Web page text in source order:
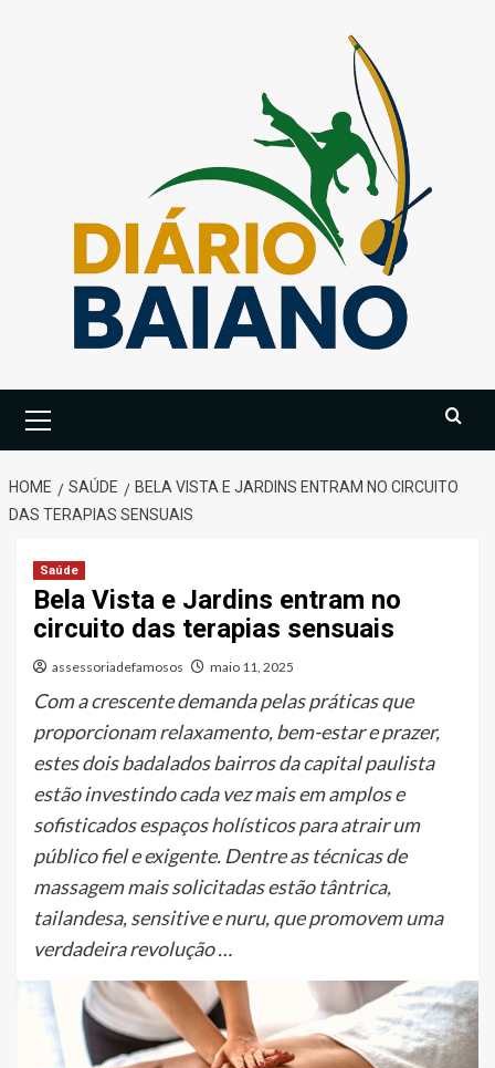
Menu
HOME SAÚDE
BELA VISTA E JARDINS ENTRAM NO CIRCUITO
DAS TERAPIAS SENSUAIS
Saúde
Bela Vista e Jardins entram no
circuito das terapias sensuais
assessoriadefamosos maio 11, 2025
Com a crescente demanda pelas práticas que
proporcionam relaxamento, bem-estar e prazer,
estes dois badalados bairros da capital paulista
estão investindo cada vez mais em amplos e
sofisticados espaços holísticos para atrair um
público fiel e exigente. Dentre as técnicas de
massagem mais solicitadas estão tântrica,
tailandesa, sensitive e nuru, que promovem uma
verdadeira revolução …